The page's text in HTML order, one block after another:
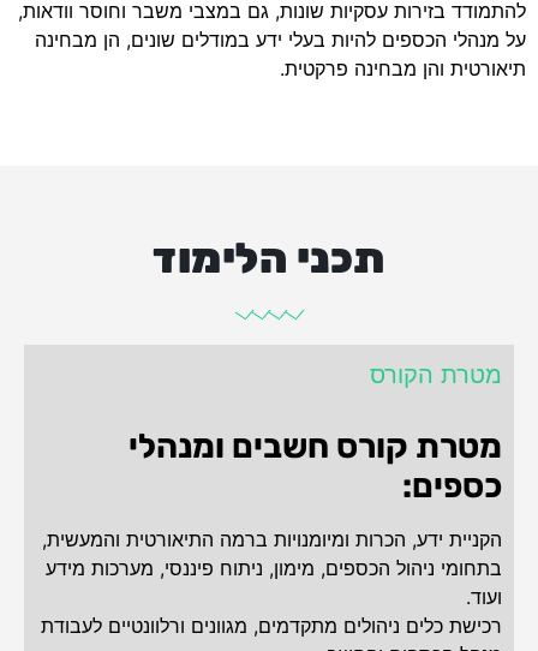
להתמודד בזירות עסקיות שונות, גם במצבי משבר וחוסר וודאות,
על מנהלי הכספים להיות בעלי ידע במודלים שונים, הן מבחינה
תיאורטית והן מבחינה פרקטית.
תכני הלימוד
מטרת הקורס
מטרת קורס חשבים ומנהלי
כספים:
הקניית ידע, הכרות ומיומנויות ברמה התיאורטית והמעשית,
בתחומי ניהול הכספים, מימון, ניתוח פיננסי, מערכות מידע
ועוד.
רכישת כלים ניהולים מתקדמים, מגוונים ורלוונטיים לעבודת